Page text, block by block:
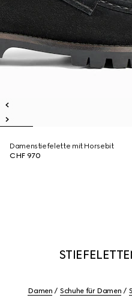
Damenstiefelette mit Horsebit
CHF 970
Damen Schuhe für Damen